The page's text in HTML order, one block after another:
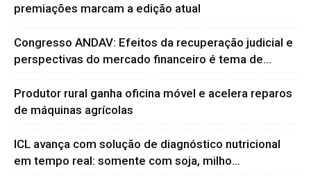
premiações marcam a edição atual
Congresso ANDAV: Efeitos da recuperação judicial e
perspectivas do mercado financeiro é tema de...
Produtor rural ganha oficina móvel e acelera reparos
de máquinas agrícolas
ICL avança com solução de diagnóstico nutricional
em tempo real: somente com soja, milho...